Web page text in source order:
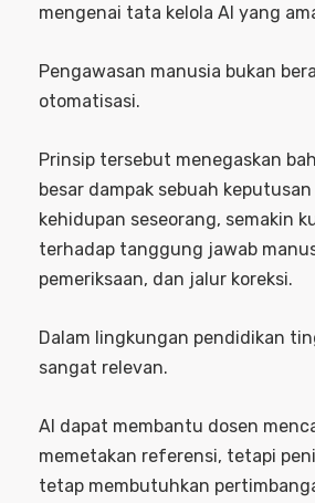
mengenai tata kelola AI yang
Pengawasan manusia bukan
otomatisasi.
Prinsip tersebut menegaskan
besar dampak sebuah
kehidupan seseorang, semakin
terhadap tanggung jawab
pemeriksaan, dan jalur koreksi.
Dalam lingkungan pendidikan
sangat relevan.
AI dapat membantu dosen
memetakan referensi, tetapi
tetap membutuhkan